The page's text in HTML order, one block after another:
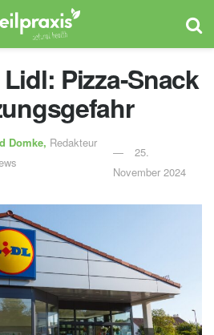
Pizza-Snack
Domke, Redakteur
25.
November 2024